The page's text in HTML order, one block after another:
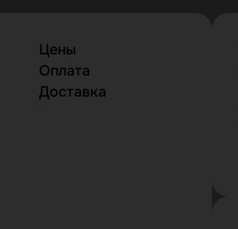
Цены
Оплата
Доставка